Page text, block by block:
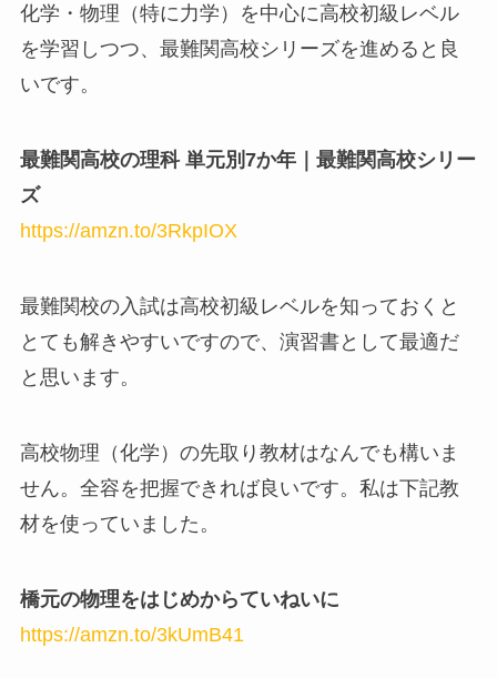
化学・物理（特に力学）を中心に高校初級レベル
を学習しつつ、最難関高校シリーズを進めると良
いです。
最難関高校の理科 単元別7か年｜最難関高校シリー
ズ
https://amzn.to/3RkpIOX
最難関校の入試は高校初級レベルを知っておくと
とても解きやすいですので、演習書として最適だ
と思います。
高校物理（化学）の先取り教材はなんでも構いま
せん。全容を把握できれば良いです。私は下記教
材を使っていました。
橋元の物理をはじめからていねいに
https://amzn.to/3kUmB41